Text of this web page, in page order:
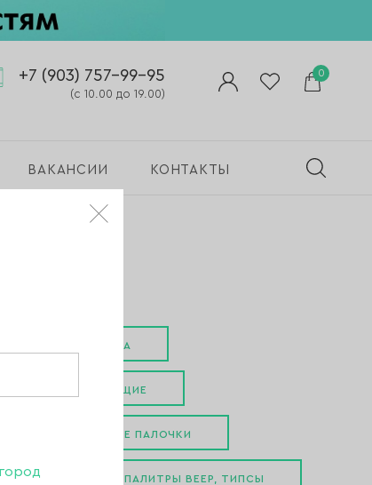
+7 (903) 757-99-95
(с 10.00 до 19.00)
0
ВАКАНСИИ КОНТАКТЫ
ДЛЯ ПЕДИКЮРА
АПЕЛЬСИНОВЫЕ ПАЛОЧКИ
ПАЛИТРЫ ВЕЕР, ТИПСЫ